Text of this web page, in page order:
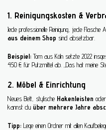
1. Reinigungskosten &
Jede professionelle Reinigung, jede
aus deinem Shop sind absetzbar.
Beispiel:Tom aus Köln setzte 2022
450 € für Putzmittel ab. „Das hat meine
2. Möbel & Einrichtung
Neues Bett, stylische Hakenleisten
kannst du über mehrere Jahre
Tipp: Lege einen Ordner mit allen